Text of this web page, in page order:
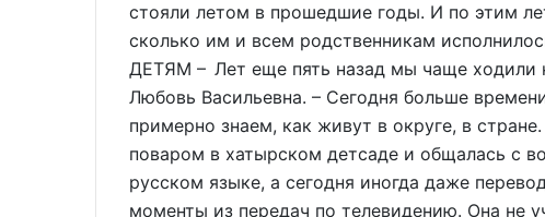
стояли летом в прошедшие годы. И по этим
сколько им и всем родственникам
ДЕТЯМ – Лет еще пять назад мы чаще ходили
Любовь Васильевна. – Сегодня больше
примерно знаем, как живут в округе, в
поваром в хатырском детсаде и общалась с
русском языке, а сегодня иногда даже
моменты из передач по телевидению. Она не